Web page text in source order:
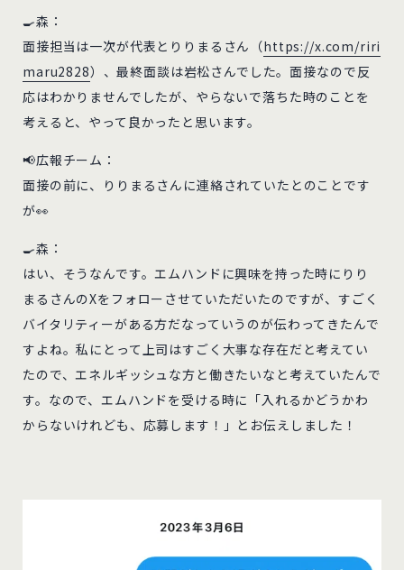
🍳森：
面接担当は一次が代表とりりまるさん（https://x.com/riri
maru2828）、最終面談は岩松さんでした。面接なので反
応はわかりませんでしたが、やらないで落ちた時のことを
考えると、やって良かったと思います。
📢広報チーム：
面接の前に、りりまるさんに連絡されていたとのことです
が👀
🍳森：
はい、そうなんです。エムハンドに興味を持った時にりり
まるさんのXをフォローさせていただいたのですが、すごく
バイタリティーがある方だなっていうのが伝わってきたんで
すよね。私にとって上司はすごく大事な存在だと考えてい
たので、エネルギッシュな方と働きたいなと考えていたんで
す。なので、エムハンドを受ける時に「入れるかどうかわ
からないけれども、応募します！」とお伝えしました！